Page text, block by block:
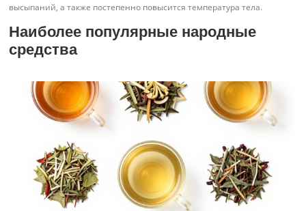
высыпаний, а также постепенно повысится температура тела.
Наиболее популярные народные
средства